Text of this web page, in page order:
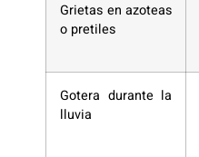
Grietas en azoteas
o pretiles
Gotera durante la
lluvia